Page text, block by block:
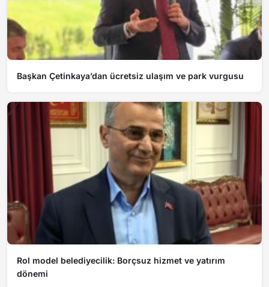
Başkan Çetinkaya’dan ücretsiz ulaşım ve park vurgusu
Rol model belediyecilik: Borçsuz hizmet ve yatırım
dönemi